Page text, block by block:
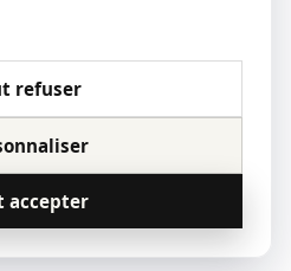
refuser
accepter